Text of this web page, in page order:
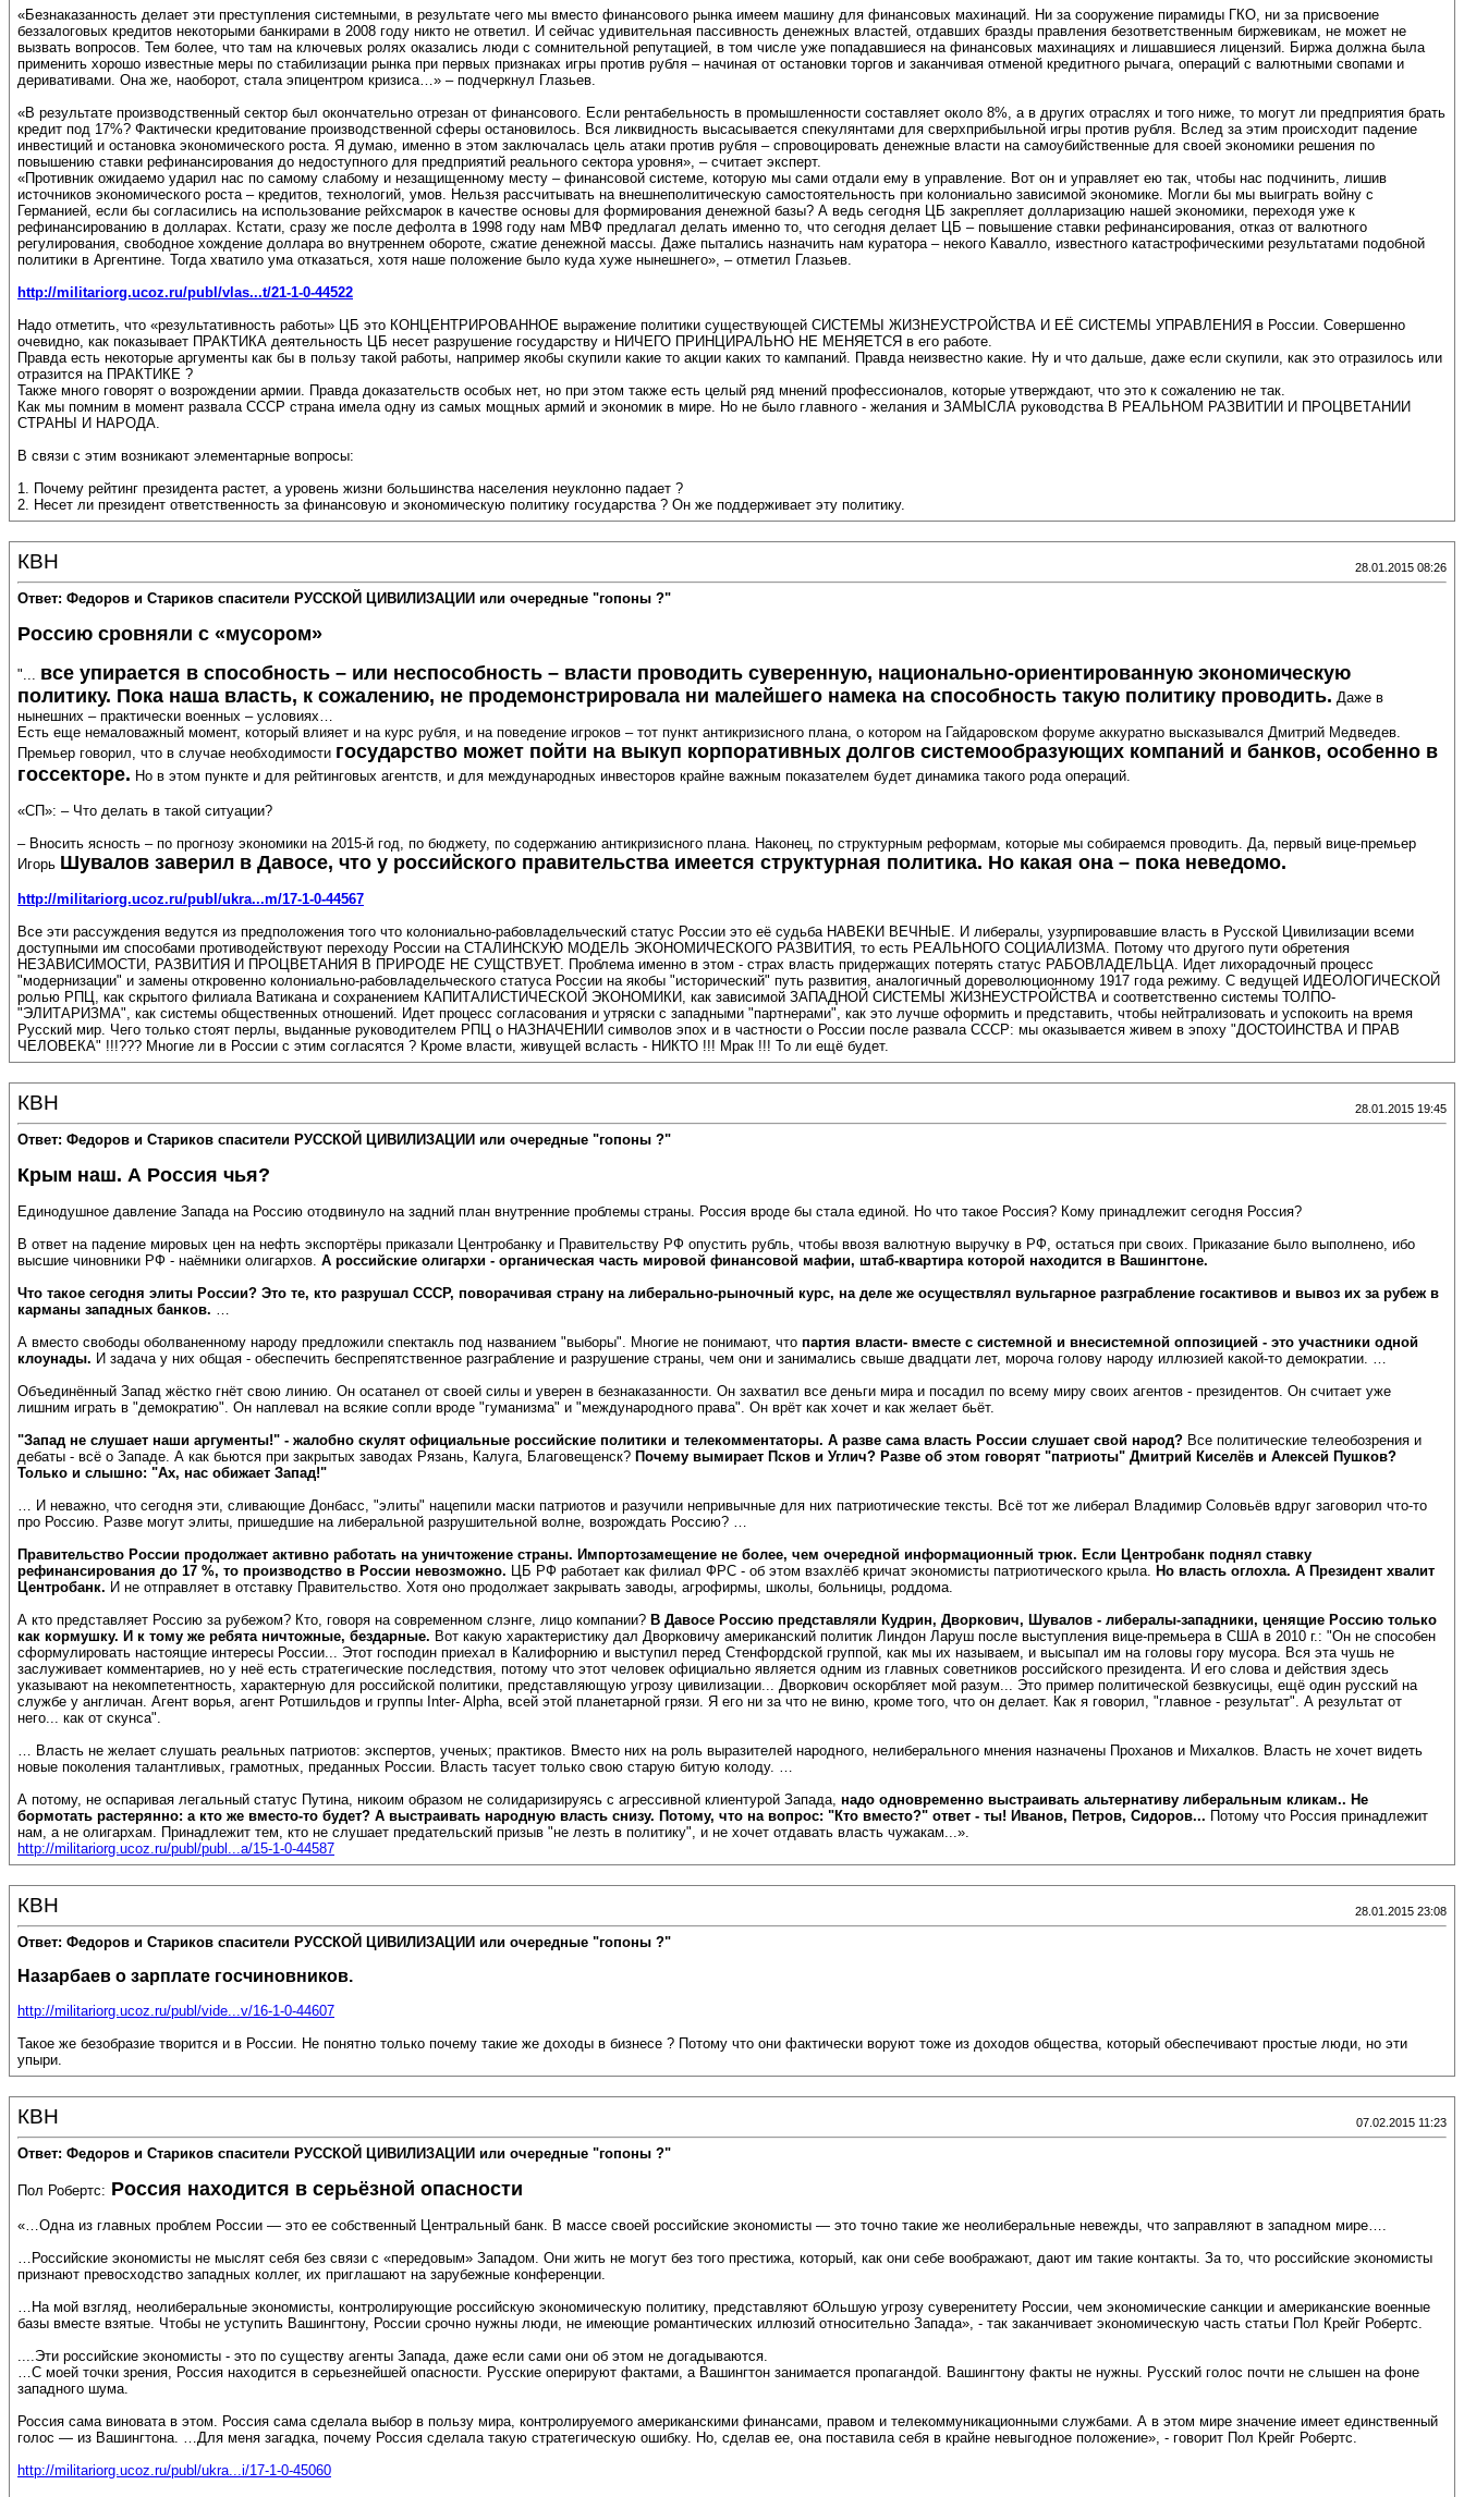
«Безнаказанность делает эти преступления системными, в результате чего мы вместо финансового рынка имеем машину для финансовых махинаций. Ни за сооружение пирамиды ГКО, ни за присвоение
беззалоговых кредитов некоторыми банкирами в 2008 году никто не ответил. И сейчас удивительная пассивность денежных властей, отдавших бразды правления безответственным биржевикам, не может не
вызвать вопросов. Тем более, что там на ключевых ролях оказались люди с сомнительной репутацией, в том числе уже попадавшиеся на финансовых махинациях и лишавшиеся лицензий. Биржа должна была
применить хорошо известные меры по стабилизации рынка при первых признаках игры против рубля – начиная от остановки торгов и заканчивая отменой кредитного рычага, операций с валютными свопами и
деривативами. Она же, наоборот, стала эпицентром кризиса…» – подчеркнул Глазьев.
«В результате производственный сектор был окончательно отрезан от финансового. Если рентабельность в промышленности составляет около 8%, а в других отраслях и того ниже, то могут ли предприятия брать
кредит под 17%? Фактически кредитование производственной сферы остановилось. Вся ликвидность высасывается спекулянтами для сверхприбыльной игры против рубля. Вслед за этим происходит падение
инвестиций и остановка экономического роста. Я думаю, именно в этом заключалась цель атаки против рубля – спровоцировать денежные власти на самоубийственные для своей экономики решения по
повышению ставки рефинансирования до недоступного для предприятий реального сектора уровня», – считает эксперт.
«Противник ожидаемо ударил нас по самому слабому и незащищенному месту – финансовой системе, которую мы сами отдали ему в управление. Вот он и управляет ею так, чтобы нас подчинить, лишив
источников экономического роста – кредитов, технологий, умов. Нельзя рассчитывать на внешнеполитическую самостоятельность при колониально зависимой экономике. Могли бы мы выиграть войну с
Германией, если бы согласились на использование рейхсмарок в качестве основы для формирования денежной базы? А ведь сегодня ЦБ закрепляет долларизацию нашей экономики, переходя уже к
рефинансированию в долларах. Кстати, сразу же после дефолта в 1998 году нам МВФ предлагал делать именно то, что сегодня делает ЦБ – повышение ставки рефинансирования, отказ от валютного
регулирования, свободное хождение доллара во внутреннем обороте, сжатие денежной массы. Даже пытались назначить нам куратора – некого Кавалло, известного катастрофическими результатами подобной
политики в Аргентине. Тогда хватило ума отказаться, хотя наше положение было куда хуже нынешнего», – отметил Глазьев.
http://militariorg.ucoz.ru/publ/vlas...t/21-1-0-44522
Надо отметить, что «результативность работы» ЦБ это КОНЦЕНТРИРОВАННОЕ выражение политики существующей СИСТЕМЫ ЖИЗНЕУСТРОЙСТВА И ЕЁ СИСТЕМЫ УПРАВЛЕНИЯ в России. Совершенно
очевидно, как показывает ПРАКТИКА деятельность ЦБ несет разрушение государству и НИЧЕГО ПРИНЦИРАЛЬНО НЕ МЕНЯЕТСЯ в его работе.
Правда есть некоторые аргументы как бы в пользу такой работы, например якобы скупили какие то акции каких то кампаний. Правда неизвестно какие. Ну и что дальше, даже если скупили, как это отразилось или
отразится на ПРАКТИКЕ ?
Также много говорят о возрождении армии. Правда доказательств особых нет, но при этом также есть целый ряд мнений профессионалов, которые утверждают, что это к сожалению не так.
Как мы помним в момент развала СССР страна имела одну из самых мощных армий и экономик в мире. Но не было главного - желания и ЗАМЫСЛА руководства В РЕАЛЬНОМ РАЗВИТИИ И ПРОЦВЕТАНИИ
СТРАНЫ И НАРОДА.
В связи с этим возникают элементарные вопросы:
1. Почему рейтинг президента растет, а уровень жизни большинства населения неуклонно падает ?
2. Несет ли президент ответственность за финансовую и экономическую политику государства ? Он же поддерживает эту политику.
КВН 28.01.2015 08:26
Ответ: Федоров и Стариков спасители РУССКОЙ ЦИВИЛИЗАЦИИ или очередные "гопоны ?"
Россию сровняли с «мусором»
"... все упирается в способность – или неспособность – власти проводить суверенную, национально-ориентированную экономическую
политику. Пока наша власть, к сожалению, не продемонстрировала ни малейшего намека на способность такую политику проводить. Даже в
нынешних – практически военных – условиях…
Есть еще немаловажный момент, который влияет и на курс рубля, и на поведение игроков – тот пункт антикризисного плана, о котором на Гайдаровском форуме аккуратно высказывался Дмитрий Медведев.
Премьер говорил, что в случае необходимости государство может пойти на выкуп корпоративных долгов системообразующих компаний и банков, особенно в
госсекторе. Но в этом пункте и для рейтинговых агентств, и для международных инвесторов крайне важным показателем будет динамика такого рода операций.
«СП»: – Что делать в такой ситуации?
– Вносить ясность – по прогнозу экономики на 2015-й год, по бюджету, по содержанию антикризисного плана. Наконец, по структурным реформам, которые мы собираемся проводить. Да, первый вице-премьер
Игорь Шувалов заверил в Давосе, что у российского правительства имеется структурная политика. Но какая она – пока неведомо.
http://militariorg.ucoz.ru/publ/ukra...m/17-1-0-44567
Все эти рассуждения ведутся из предположения того что колониально-рабовладельческий статус России это её судьба НАВЕКИ ВЕЧНЫЕ. И либералы, узурпировавшие власть в Русской Цивилизации всеми
доступными им способами противодействуют переходу России на СТАЛИНСКУЮ МОДЕЛЬ ЭКОНОМИЧЕСКОГО РАЗВИТИЯ, то есть РЕАЛЬНОГО СОЦИАЛИЗМА. Потому что другого пути обретения
НЕЗАВИСИМОСТИ, РАЗВИТИЯ И ПРОЦВЕТАНИЯ В ПРИРОДЕ НЕ СУЩСТВУЕТ. Проблема именно в этом - страх власть придержащих потерять статус РАБОВЛАДЕЛЬЦА. Идет лихорадочный процесс
"модернизации" и замены откровенно колониально-рабовладельческого статуса России на якобы "исторический" путь развития, аналогичный дореволюционному 1917 года режиму. С ведущей ИДЕОЛОГИЧЕСКОЙ
ролью РПЦ, как скрытого филиала Ватикана и сохранением КАПИТАЛИСТИЧЕСКОЙ ЭКОНОМИКИ, как зависимой ЗАПАДНОЙ СИСТЕМЫ ЖИЗНЕУСТРОЙСТВА и соответственно системы ТОЛПО-
"ЭЛИТАРИЗМА", как системы общественных отношений. Идет процесс согласования и утряски с западными "партнерами", как это лучше оформить и представить, чтобы нейтрализовать и успокоить на время
Русский мир. Чего только стоят перлы, выданные руководителем РПЦ о НАЗНАЧЕНИИ символов эпох и в частности о России после развала СССР: мы оказывается живем в эпоху "ДОСТОИНСТВА И ПРАВ
ЧЕЛОВЕКА" !!!??? Многие ли в России с этим согласятся ? Кроме власти, живущей всласть - НИКТО !!! Мрак !!! То ли ещё будет.
КВН 28.01.2015 19:45
Ответ: Федоров и Стариков спасители РУССКОЙ ЦИВИЛИЗАЦИИ или очередные "гопоны ?"
Крым наш. А Россия чья?
Единодушное давление Запада на Россию отодвинуло на задний план внутренние проблемы страны. Россия вроде бы стала единой. Но что такое Россия? Кому принадлежит сегодня Россия?
В ответ на падение мировых цен на нефть экспортёры приказали Центробанку и Правительству РФ опустить рубль, чтобы ввозя валютную выручку в РФ, остаться при своих. Приказание было выполнено, ибо
высшие чиновники РФ - наёмники олигархов. А российские олигархи - органическая часть мировой финансовой мафии, штаб-квартира которой находится в Вашингтоне.
Что такое сегодня элиты России? Это те, кто разрушал СССР, поворачивая страну на либерально-рыночный курс, на деле же осуществлял вульгарное разграбление госактивов и вывоз их за рубеж в
карманы западных банков. …
А вместо свободы оболваненному народу предложили спектакль под названием "выборы". Многие не понимают, что партия власти- вместе с системной и внесистемной оппозицией - это участники одной
клоунады. И задача у них общая - обеспечить беспрепятственное разграбление и разрушение страны, чем они и занимались свыше двадцати лет, мороча голову народу иллюзией какой-то демократии. …
Объединённый Запад жёстко гнёт свою линию. Он осатанел от своей силы и уверен в безнаказанности. Он захватил все деньги мира и посадил по всему миру своих агентов - президентов. Он считает уже
лишним играть в "демократию". Он наплевал на всякие сопли вроде "гуманизма" и "международного права". Он врёт как хочет и как желает бьёт.
"Запад не слушает наши аргументы!" - жалобно скулят официальные российские политики и телекомментаторы. А разве сама власть России слушает свой народ? Все политические телеобозрения и
дебаты - всё о Западе. А как бьются при закрытых заводах Рязань, Калуга, Благовещенск? Почему вымирает Псков и Углич? Разве об этом говорят "патриоты" Дмитрий Киселёв и Алексей Пушков?
Только и слышно: "Ах, нас обижает Запад!"
… И неважно, что сегодня эти, сливающие Донбасс, "элиты" нацепили маски патриотов и разучили непривычные для них патриотические тексты. Всё тот же либерал Владимир Соловьёв вдруг заговорил что-то
про Россию. Разве могут элиты, пришедшие на либеральной разрушительной волне, возрождать Россию? …
Правительство России продолжает активно работать на уничтожение страны. Импортозамещение не более, чем очередной информационный трюк. Если Центробанк поднял ставку
рефинансирования до 17 %, то производство в России невозможно. ЦБ РФ работает как филиал ФРС - об этом взахлёб кричат экономисты патриотического крыла. Но власть оглохла. А Президент хвалит
Центробанк. И не отправляет в отставку Правительство. Хотя оно продолжает закрывать заводы, агрофирмы, школы, больницы, роддома.
А кто представляет Россию за рубежом? Кто, говоря на современном слэнге, лицо компании? В Давосе Россию представляли Кудрин, Дворкович, Шувалов - либералы-западники, ценящие Россию только
как кормушку. И к тому же ребята ничтожные, бездарные. Вот какую характеристику дал Дворковичу американский политик Линдон Ларуш после выступления вице-премьера в США в 2010 г.: "Он не способен
сформулировать настоящие интересы России... Этот господин приехал в Калифорнию и выступил перед Стенфордской группой, как мы их называем, и высыпал им на головы гору мусора. Вся эта чушь не
заслуживает комментариев, но у неё есть стратегические последствия, потому что этот человек официально является одним из главных советников российского президента. И его слова и действия здесь
указывают на некомпетентность, характерную для российской политики, представляющую угрозу цивилизации... Дворкович оскорбляет мой разум... Это пример политической безвкусицы, ещё один русский на
службе у англичан. Агент ворья, агент Ротшильдов и группы Inter- Alpha, всей этой планетарной грязи. Я его ни за что не виню, кроме того, что он делает. Как я говорил, "главное - результат". А результат от
него... как от скунса".
… Власть не желает слушать реальных патриотов: экспертов, ученых; практиков. Вместо них на роль выразителей народного, нелиберального мнения назначены Проханов и Михалков. Власть не хочет видеть
новые поколения талантливых, грамотных, преданных России. Власть тасует только свою старую битую колоду. …
А потому, не оспаривая легальный статус Путина, никоим образом не солидаризируясь с агрессивной клиентурой Запада, надо одновременно выстраивать альтернативу либеральным кликам.. Не
бормотать растерянно: а кто же вместо-то будет? А выстраивать народную власть снизу. Потому, что на вопрос: "Кто вместо?" ответ - ты! Иванов, Петров, Сидоров... Потому что Россия принадлежит
нам, а не олигархам. Принадлежит тем, кто не слушает предательский призыв "не лезть в политику", и не хочет отдавать власть чужакам...».
http://militariorg.ucoz.ru/publ/publ...a/15-1-0-44587
КВН 28.01.2015 23:08
Ответ: Федоров и Стариков спасители РУССКОЙ ЦИВИЛИЗАЦИИ или очередные "гопоны ?"
Назарбаев о зарплате госчиновников.
http://militariorg.ucoz.ru/publ/vide...v/16-1-0-44607
Такое же безобразие творится и в России. Не понятно только почему такие же доходы в бизнесе ? Потому что они фактически воруют тоже из доходов общества, который обеспечивают простые люди, но эти
упыри.
КВН 07.02.2015 11:23
Ответ: Федоров и Стариков спасители РУССКОЙ ЦИВИЛИЗАЦИИ или очередные "гопоны ?"
Пол Робертс: Россия находится в серьёзной опасности
«…Одна из главных проблем России — это ее собственный Центральный банк. В массе своей российские экономисты — это точно такие же неолиберальные невежды, что заправляют в западном мире….
…Российские экономисты не мыслят себя без связи с «передовым» Западом. Они жить не могут без того престижа, который, как они себе воображают, дают им такие контакты. За то, что российские экономисты
признают превосходство западных коллег, их приглашают на зарубежные конференции.
…На мой взгляд, неолиберальные экономисты, контролирующие российскую экономическую политику, представляют бОльшую угрозу суверенитету России, чем экономические санкции и американские военные
базы вместе взятые. Чтобы не уступить Вашингтону, России срочно нужны люди, не имеющие романтических иллюзий относительно Запада», - так заканчивает экономическую часть статьи Пол Крейг Робертс.
....Эти российские экономисты - это по существу агенты Запада, даже если сами они об этом не догадываются.
…С моей точки зрения, Россия находится в серьезнейшей опасности. Русские оперируют фактами, а Вашингтон занимается пропагандой. Вашингтону факты не нужны. Русский голос почти не слышен на фоне
западного шума.
Россия сама виновата в этом. Россия сама сделала выбор в пользу мира, контролируемого американскими финансами, правом и телекоммуникационными службами. А в этом мире значение имеет единственный
голос — из Вашингтона. …Для меня загадка, почему Россия сделала такую стратегическую ошибку. Но, сделав ее, она поставила себя в крайне невыгодное положение», - говорит Пол Крейг Робертс.
http://militariorg.ucoz.ru/publ/ukra...i/17-1-0-45060